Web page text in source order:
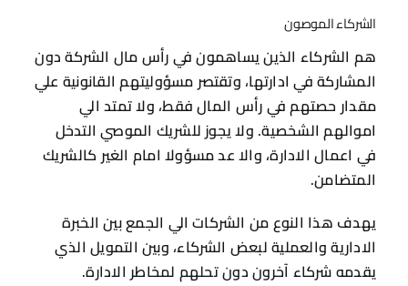
الشركاء الموصون
هم الشركاء الذين يساهمون في رأس مال الشركة دون
المشاركة في ادارتها، وتقتصر مسؤوليتهم القانونية علي
مقدار حصتهم في رأس المال فقط، ولا تمتد الي
اموالهم الشخصية. ولا يجوز للشريك الموصي التدخل
في اعمال الادارة، والا عد مسؤولا امام الغير كالشريك
المتضامن.
يهدف هذا النوع من الشركات الي الجمع بين الخبرة
الادارية والعملية لبعض الشركاء، وبين التمويل الذي
يقدمه شركاء آخرون دون تحلهم لمخاطر الادارة.